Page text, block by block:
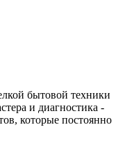
бытовой техники
и диагностика -
которые постоянно